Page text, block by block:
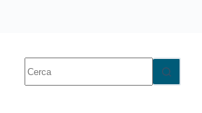
risultato